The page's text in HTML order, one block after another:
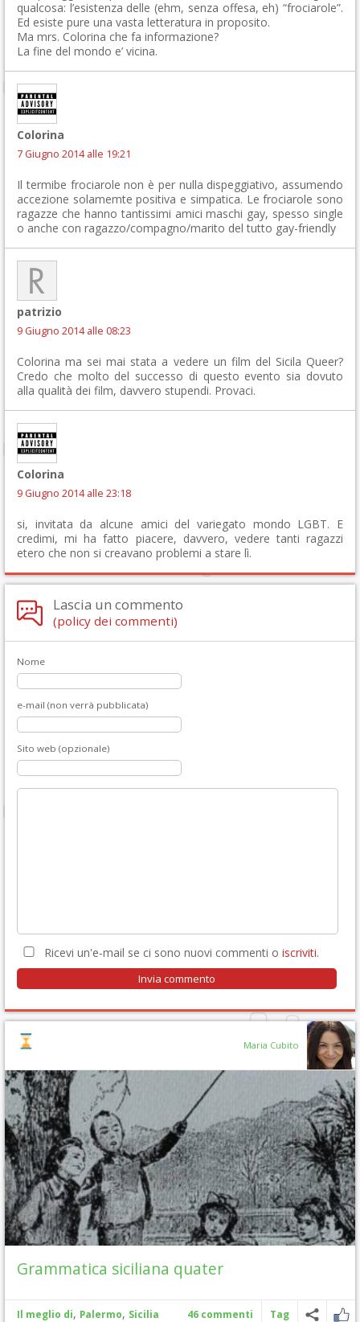
qualcosa: l’esistenza delle (ehm, senza offesa, eh) “frociarole”.
Ed esiste pure una vasta letteratura in proposito.
Ma mrs. Colorina che fa informazione?
La fine del mondo e’ vicina.
Colorina
7 Giugno 2014 alle 19:21
Il termibe frociarole non è per nulla dispeggiativo, assumendo
accezione solamemte positiva e simpatica. Le frociarole sono
ragazze che hanno tantissimi amici maschi gay, spesso single
o anche con ragazzo/compagno/marito del tutto gay-friendly
patrizio
9 Giugno 2014 alle 08:23
Colorina ma sei mai stata a vedere un film del Sicila Queer?
Credo che molto del successo di questo evento sia dovuto
alla qualità dei film, davvero stupendi. Provaci.
Colorina
9 Giugno 2014 alle 23:18
si, invitata da alcune amici del variegato mondo LGBT. E
credimi, mi ha fatto piacere, davvero, vedere tanti ragazzi
etero che non si creavano problemi a stare lì.
Lascia un commento
(policy dei commenti)
Nome
e-mail (non verrà pubblicata)
Sito web (opzionale)
Ricevi un'e-mail se ci sono nuovi commenti o iscriviti.
Maria Cubito
Grammatica siciliana quater
Il meglio di, Palermo, Sicilia 46 commenti Tag